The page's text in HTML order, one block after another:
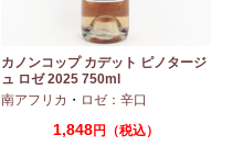
カノンコップ カデット ピノタージ
ュ ロゼ 2025 750ml
南アフリカ ・ ロゼ：辛口
1,848円（税込）